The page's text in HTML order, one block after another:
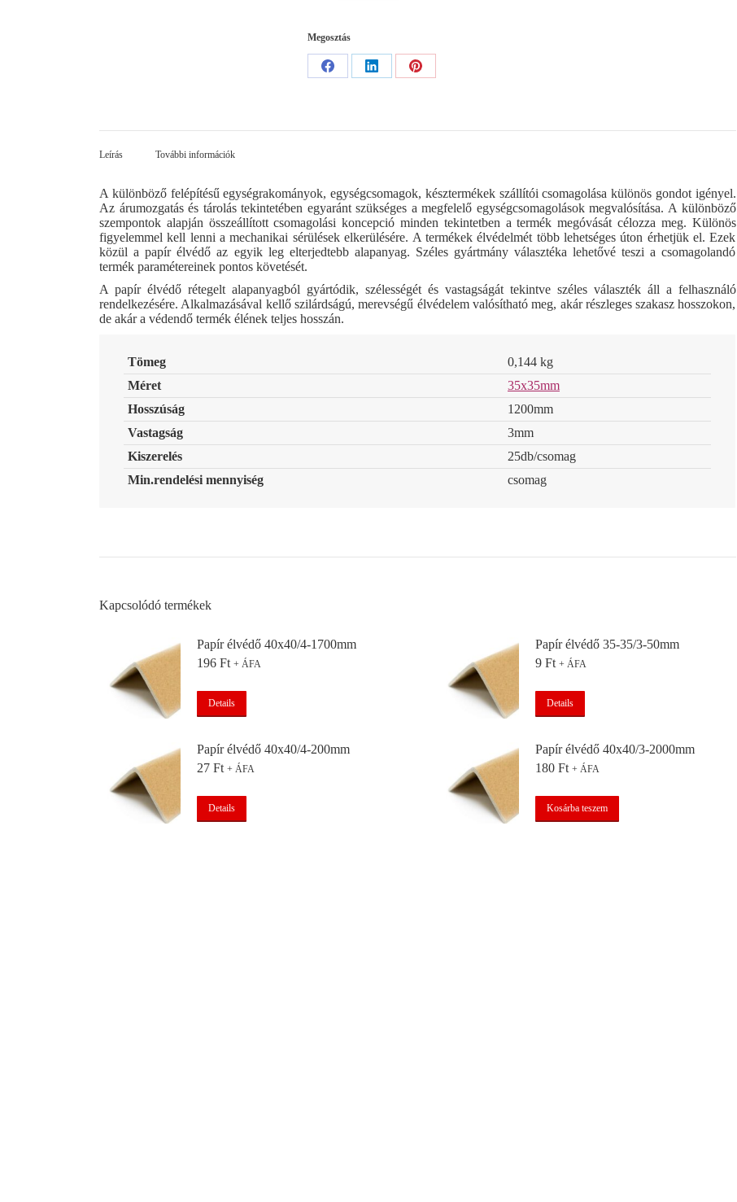
Megosztás
Share
Share
Share
Leírás További információk
A különböző felépítésű egységrakományok, egységcsomagok, késztermékek szállítói csomagolása különös gondot igényel.
Az árumozgatás és tárolás tekintetében egyaránt szükséges a megfelelő egységcsomagolások megvalósítása. A különböző
szempontok alapján összeállított csomagolási koncepció minden tekintetben a termék megóvását célozza meg. Különös
figyelemmel kell lenni a mechanikai sérülések elkerülésére. A termékek élvédelmét több lehetséges úton érhetjük el. Ezek
közül a papír élvédő az egyik leg elterjedtebb alapanyag. Széles gyártmány választéka lehetővé teszi a csomagolandó
termék paramétereinek pontos követését.
A papír élvédő rétegelt alapanyagból gyártódik, szélességét és vastagságát tekintve széles választék áll a felhasználó
rendelkezésére. Alkalmazásával kellő szilárdságú, merevségű élvédelem valósítható meg, akár részleges szakasz hosszokon,
de akár a védendő termék élének teljes hosszán.
Tömeg
0,144 kg
Méret
35x35mm
Hosszúság
1200mm
Vastagság
3mm
Kiszerelés
25db/csomag
Min.rendelési mennyiség
csomag
Kapcsolódó termékek
Papír élvédő 40x40/4-1700mm
196 Ft + ÁFA
Details
Papír élvédő 35-35/3-50mm
9Ft + ÁFA
Details
Papír élvédő 40x40/4-200mm
27 Ft + ÁFA
Details
Papír élvédő 40x40/3-2000mm
180Ft + ÁFA
Kosárba teszem